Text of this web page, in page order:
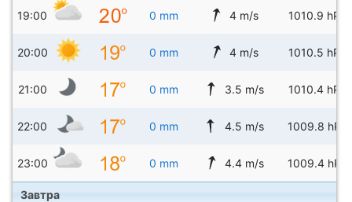
19:00 0 mm 4 m/s 1010.9 hPa
20:00 0 mm 4 m/s 1010.5 hPa
21:00 0 mm 3.5 m/s 1010.4 hPa
22:00 0 mm 4.5 m/s 1009.8 hPa
23:00 0 mm 4.4 m/s 1009.4 hPa
Завтра